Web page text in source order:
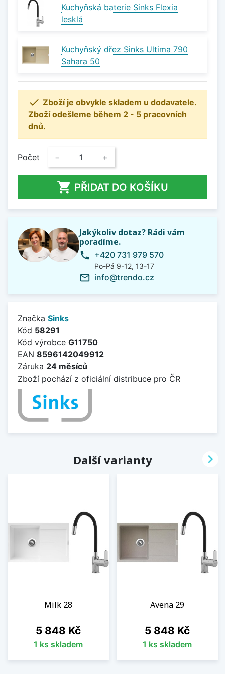
Kuchyňská baterie Sinks Flexia
lesklá
Kuchyňský dřez Sinks Ultima 790
Sahara 50
 Zboží je obvykle skladem u dodavatele.
Zboží odešleme během 2 - 5 pracovních
dnů.
Počet − +
 PŘIDAT DO KOŠÍKU
Jakýkoliv dotaz? Rádi vám
poradíme.
phone +420 731 979 570
Po-Pá 9-12, 13-17
mail_outline info@trendo.cz
Značka Sinks
Kód 58291
Kód výrobce G11750
EAN 8596142049912
Záruka 24 měsíců
Zboží pochází z oficiální distribuce pro ČR
Další varianty
Milk 28
Cena
5 848 Kč
1 ks skladem
Avena 29
Cena
5 848 Kč
1 ks skladem
